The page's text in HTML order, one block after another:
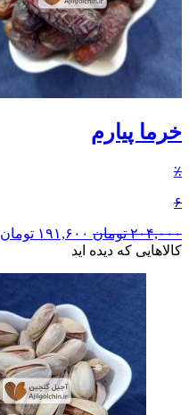
خرما پیارم
٪
۶
۲۰۴,۰۰۰ تومان ۱۹۱,۶۰۰ تومان
کالاهایی که دیده اید